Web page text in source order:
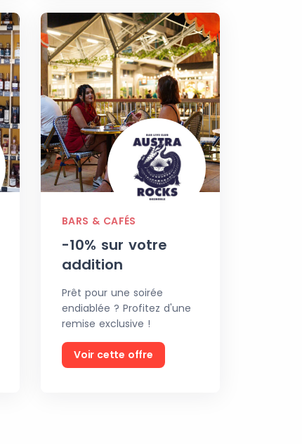
BARS & CAFÉS
-10% sur votre
addition
Prêt pour une soirée
endiablée ? Profitez d'une
remise exclusive !
Voir cette offre